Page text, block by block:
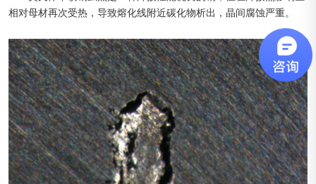
相对母材再次受热，导致熔化线附近碳化物析出，晶间腐蚀严重。